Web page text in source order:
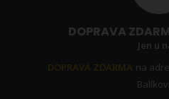
DOPRAVA
Jen u
DOPRAVA ZDARMA na